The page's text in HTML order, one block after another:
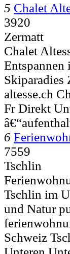
5 Chalet
3920
Zermatt
Chalet
Entspannen
Skiparadies
altesse.ch
Fr Direkt
6
7559
Tschlin
Tschlin im
und Natur
Schweiz